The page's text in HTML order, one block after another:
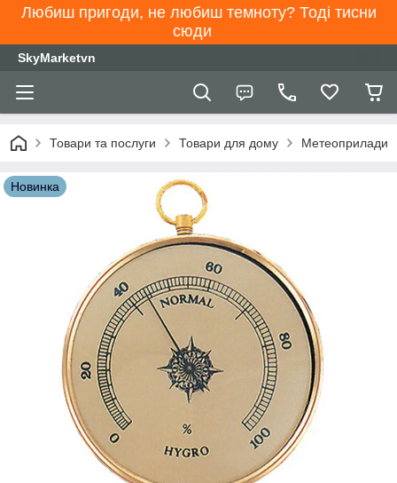
Любиш пригоди, не любиш темноту? Тоді тисни
сюди
SkyMarketvn
Товари та послуги Товари для дому Метеоприлади
Новинка